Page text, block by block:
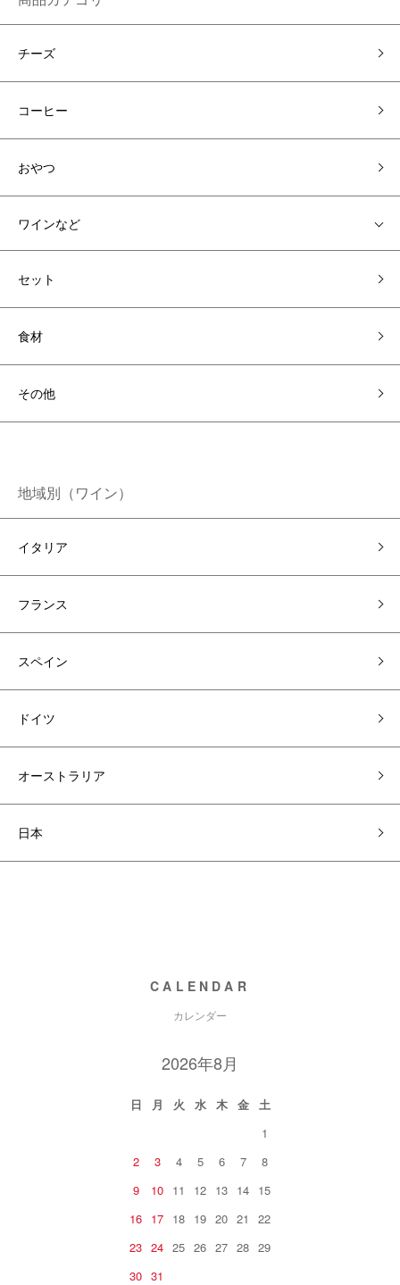
チーズ
コーヒー
おやつ
ワインなど
セット
食材
その他
地域別（ワイン）
イタリア
フランス
スペイン
ドイツ
オーストラリア
日本
CALENDAR
カレンダー
2026年8月
日 月 火 水 木 金
土
1
2
3 4 5 6 7
8
9
10 11 12 13 14 15
16 17 18 19 20 21
22
23 24 25 26 27 28 29
30 31